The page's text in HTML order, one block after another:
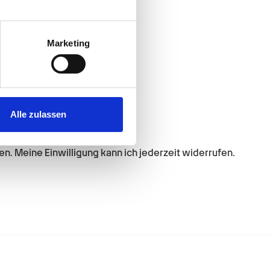
sein können
Präferenzen imAbschnitt
anbieten zu können
Verwendung unserer
Marketing
Alle zulassen
Meine Einwilligung kann ich jederzeit widerrufen.